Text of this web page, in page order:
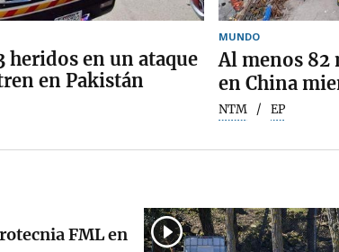
heridos en un ataque
en Pakistán
MUNDO
Al menos 82
en China
NTM EP
FML en